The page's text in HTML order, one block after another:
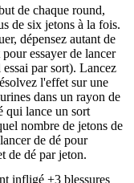
de chaque round,
de six jetons à la fois.
dépensez autant de
essayer de lancer
par sort). Lancez
l'effet sur une
dans un rayon de
qui lance un sort
nombre de jetons de
de dé pour
de dé par jeton.
infligé +3 blessures